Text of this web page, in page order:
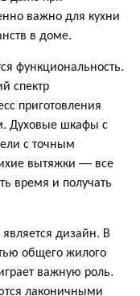
важно для кухни
в доме.
функциональность.
спектр
приготовления
Духовые шкафы с
с точным
вытяжки — все
время и получать
дизайн. В
общего жилого
важную роль.
лаконичными